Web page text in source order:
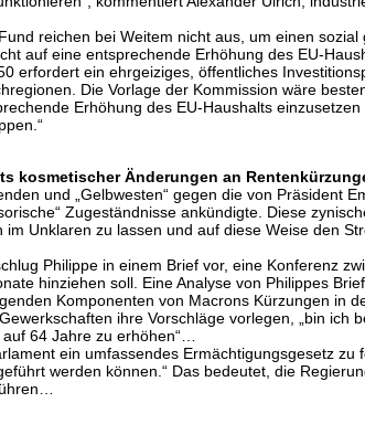
reichen bei Weitem nicht aus, um einen
auf eine entsprechende Erhöhung des EU-
erfordert ein ehrgeiziges, öffentliches
Die Vorlage der Kommission wäre
Erhöhung des EU-Haushalts
kosmetischer Änderungen an
und „Gelbwesten“ gegen die von Präsident
Zugeständnisse ankündigte. Diese
Unklaren zu lassen und auf diese Weise den
Philippe in einem Brief vor, eine Konferenz
hinziehen soll. Eine Analyse von Philippes
Komponenten von Macrons Kürzungen in
ihre Vorschläge vorlegen, „bin ich
64 Jahre zu erhöhen“…
ein umfassendes Ermächtigungsgesetz
werden können.“ Das bedeutet, die